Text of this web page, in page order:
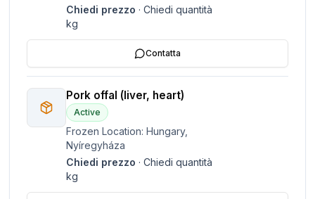
Chiedi prezzo ·Chiedi quantità
kg
Contatta
Pork offal (liver, heart)
Active
Frozen Location: Hungary,
Nyíregyháza
Chiedi prezzo ·Chiedi quantità
kg